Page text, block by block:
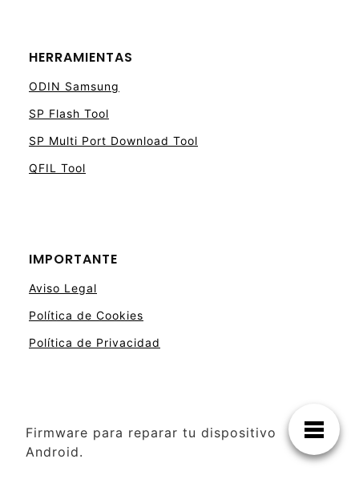
HERRAMIENTAS
ODIN Samsung
SP Flash Tool
SP Multi Port Download Tool
QFIL Tool
IMPORTANTE
Aviso Legal
Política de Cookies
Política de Privacidad
Firmware para reparar tu dispositivo
Android.